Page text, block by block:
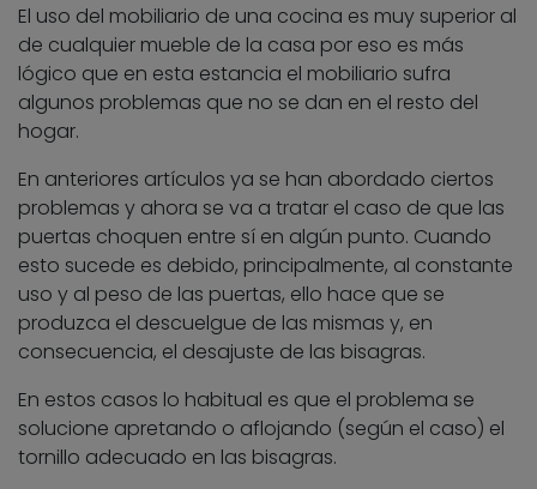
El uso del mobiliario de una cocina es muy superior al
de cualquier mueble de la casa por eso es más
lógico que en esta estancia el mobiliario sufra
algunos problemas que no se dan en el resto del
hogar.
En anteriores artículos ya se han abordado ciertos
problemas y ahora se va a tratar el caso de que las
puertas choquen entre sí en algún punto. Cuando
esto sucede es debido, principalmente, al constante
uso y al peso de las puertas, ello hace que se
produzca el descuelgue de las mismas y, en
consecuencia, el desajuste de las bisagras.
En estos casos lo habitual es que el problema se
solucione apretando o aflojando (según el caso) el
tornillo adecuado en las bisagras.